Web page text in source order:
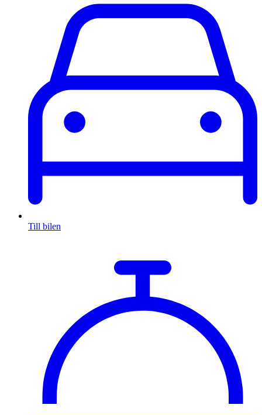
Till bilen